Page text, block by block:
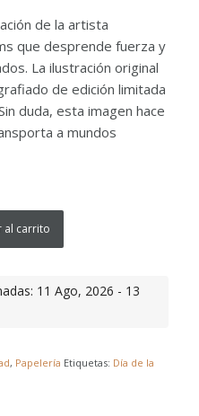
de la artista
que desprende fuerza y
La ilustración original
de edición limitada
duda, esta imagen hace
a mundos
al carrito
11 Ago, 2026 - 13
, Papelería Etiquetas: Día de la